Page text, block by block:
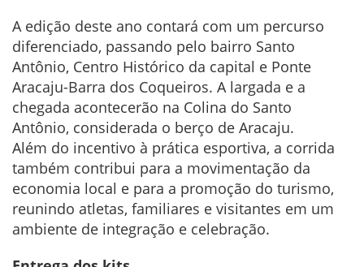
A edição deste ano contará com um percurso
diferenciado, passando pelo bairro Santo
Antônio, Centro Histórico da capital e Ponte
Aracaju-Barra dos Coqueiros. A largada e a
chegada acontecerão na Colina do Santo
Antônio, considerada o berço de Aracaju.
Além do incentivo à prática esportiva, a corrida
também contribui para a movimentação da
economia local e para a promoção do turismo,
reunindo atletas, familiares e visitantes em um
ambiente de integração e celebração.